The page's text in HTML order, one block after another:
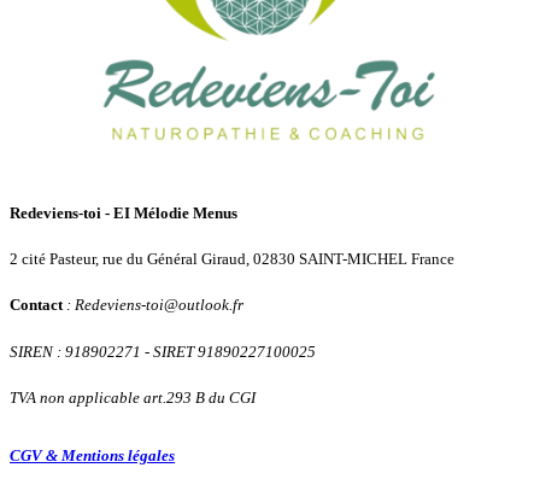
Redeviens-toi - EI Mélodie Menus
2 cité Pasteur, rue du Général Giraud, 02830 SAINT-MICHEL France
Contact : Redeviens-toi@outlook.fr
SIREN : 918902271 - SIRET 91890227100025
TVA non applicable art.293 B du CGI
CGV & Mentions légales